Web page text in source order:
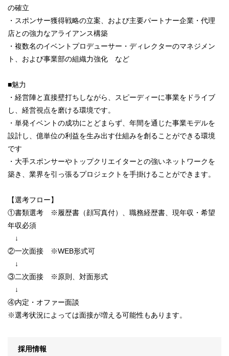
の確立
・スポンサー獲得戦略の立案、および主要パートナー企業・代理
店との強力なアライアンス構築
・複数名のイベントプロデューサー・ディレクターのマネジメン
ト、および事業部の組織力強化 など
■魅力
・経営陣と直接壁打ちしながら、スピーディーに事業をドライブ
し、経営視点を磨ける環境です。
・単発イベントの成功にとどまらず、年間を通じた事業モデルを
設計し、億単位の利益を生み出す仕組みを創ることができる環境
です
・大手スポンサーやトップクリエイターとの強いネットワークを
築き、業界を引っ張るプロジェクトを手掛けることができます。
【選考フロー】
①書類選考 ※履歴書（顔写真付）、職務経歴書、現年収・希望
年収必須
↓
②一次面接 ※WEB形式可
↓
③二次面接 ※原則、対面形式
↓
④内定・オファー面談
※選考状況によっては面接が増える可能性もあります。
採用情報